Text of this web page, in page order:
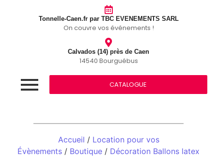
Tonnelle-Caen.fr par TBC EVENEMENTS SARL
On couvre vos événements !
Calvados (14) près de Caen
14540 Bourguébus
CATALOGUE
Accueil / Location pour vos
Évènements / Boutique / Décoration Ballons latex